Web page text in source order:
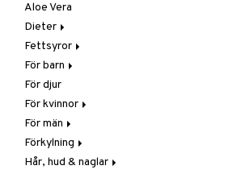
Aloe Vera
Dieter
Glutenintolerans
LCHF
Raw Food
Fettsyror
Marina fettsyror
Veg fettsyror
För barn
Fettsyror
Hudvård
Vitamin & mineral
För djur
För kvinnor
Graviditet & amning
Klimakterie & PMS
Näringstillskott
För män
Näringstillskott
Övriga
Förkylning
C-vitamin
Hår, hud & naglar